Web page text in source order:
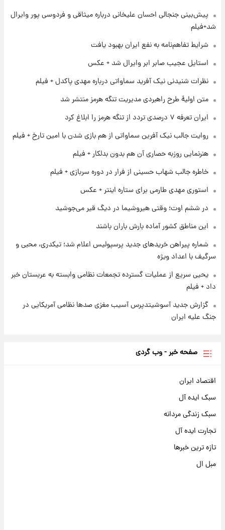
۱ روز پیش
۱ روز پیش
شارژ جدید کالابرگ برای سه دهک؛ جزئیات اعلام
۱ روز پیش
شرایط تازه فروش اقساطی سایپا اعلام شد؛
شاهین، کوییک، اطلس، سهند و ساینا با اقساط
بلندمدت + جدول
سیگنال‌های جدید برای بازار طلا؛ پیش‌بینی
قیمت سکه و طلا فردا
پیش‌بینی جنجالی احسان علیخانی درباره میثاقی و فردوسی پور وایرال
شد+فیلم
شرایط تفاهم‌نامه به نفع ایران بهبود یافت
استایل عجیب صابر ابر وایرال شد + عکس
نظرات شنیدنی نیک آفرید سماواتی درباره مهدی پاکدل + فیلم
متن اولیۀ طرح راهبردی مدیریت تنگه هرمز منتشر شد
ایران تعرفه ۷ درصدی تردد از تنگه هرمز را ابلاغ کرد
روایت جالب نیک آفرین سماواتی از هم بازی شدن با امین تارخ + فیلم
هنرنمایی روزبه حصاری آن هم بدون بدلکار + فیلم
خاطره جالب شهاب حسینی از فرار در دوره سربازی + فیلم
استوری مهدی طارمی برای ستاره اینتر + عکس
در ششم اوت؛ وقتی هیروشیما در دیگ قیر می‌جوشید
این مناطق کشور آماده بارش باران باشند
شماره پیراهن خریدهای جدید پرسپولیس اعلام شد؛ تیکدری، محبی و
سرگیف با اعداد ویژه
یحیی سریع از عملیات گسترده تجمعات نظامی وابسته به عربستان خبر
داد + فیلم
گزارش جدید آسوشیتدپرس آسیب مغزی صدها نظامی آمریکایی در
جنگ علیه ایران
صفحه خبر - وب گردی
اقتصاد ایران
سبک ایده آل
سبک زندگی مردانه
تجارت ایده آل
تازه ترین خبرها
مبل ال